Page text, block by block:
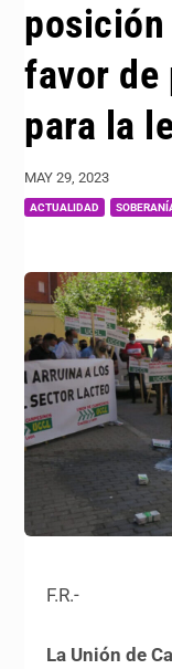
posición
favor de
para la
MAY 29, 2023
ACTUALIDAD
F.R.-
La Unión de